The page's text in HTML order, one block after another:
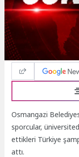
Osmangazi
sporcular,
ettikleri Türkiye
attı.